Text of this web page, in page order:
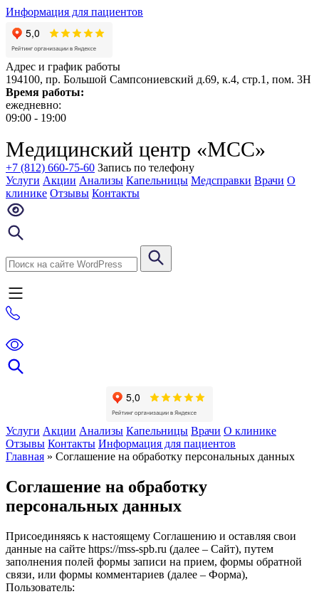
Информация для пациентов
Адрес и график работы
194100, пр. Большой Сампсониевский д.69, к.4, стр.1, пом. 3Н
Время работы:
ежедневно:
09:00 - 19:00
Медицинский центр «МСС»
+7 (812) 660-75-60 Запись по телефону
Услуги Акции Анализы Капельницы Медсправки Врачи О
клинике Отзывы Контакты
Услуги Акции Анализы Капельницы Врачи О клинике
Отзывы Контакты Информация для пациентов
Главная » Соглашение на обработку персональных данных
Соглашение на обработку
персональных данных
Присоединяясь к настоящему Соглашению и оставляя свои
данные на сайте https://mss-spb.ru (далее – Сайт), путем
заполнения полей формы записи на прием, формы обратной
связи, или формы комментариев (далее – Форма),
Пользователь: